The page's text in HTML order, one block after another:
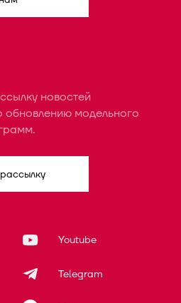
новостей
обновлению модельного
Youtube
Telegram